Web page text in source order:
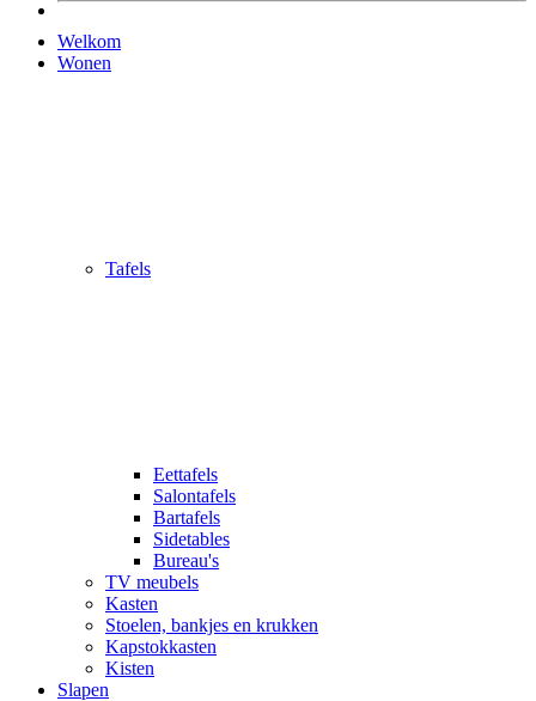
Welkom
Wonen
Tafels
Eettafels
Salontafels
Bartafels
Sidetables
Bureau's
TV meubels
Kasten
Stoelen, bankjes en krukken
Kapstokkasten
Kisten
Slapen